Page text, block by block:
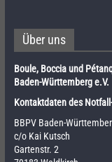
Über uns
Boule, Boccia und
Baden-Württemberg e.V.
Kontaktdaten des
BBPV Baden-
c/o Kai Kutsch
Gartenstr. 2